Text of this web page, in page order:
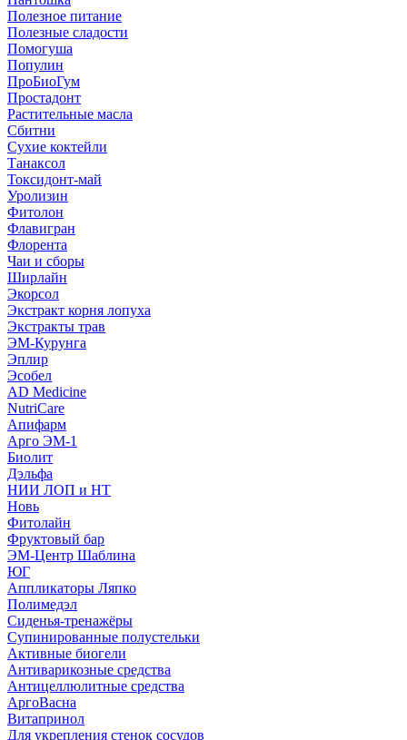
Полезное питание
Полезные сладости
Помогуша
Популин
ПроБиоГум
Простадонт
Растительные масла
Сбитни
Сухие коктейли
Танаксол
Токсидонт-май
Уролизин
Фитолон
Флавигран
Флорента
Чаи и сборы
Ширлайн
Экорсол
Экстракт корня лопуха
Экстракты трав
ЭМ-Курунга
Эплир
Эсобел
AD Medicine
NutriCare
Апифарм
Арго ЭМ-1
Биолит
Дэльфа
НИИ ЛОП и НТ
Новь
Фитолайн
Фруктовый бар
ЭМ-Центр Шаблина
ЮГ
Аппликаторы Ляпко
Полимедэл
Сиденья-тренажёры
Супинированные полустельки
Активные биогели
Антиварикозные средства
Антицеллюлитные средства
АргоВасна
Витапринол
Для укрепления стенок сосудов